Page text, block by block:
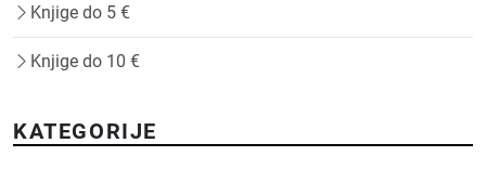
Knjige do 5 €
Knjige do 10 €
KATEGORIJE